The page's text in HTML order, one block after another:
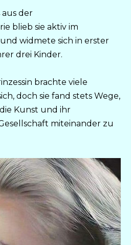
der
blieb sie aktiv im
widmete sich in erster
drei Kinder.
brachte viele
doch sie fand stets Wege,
Kunst und ihr
miteinander zu